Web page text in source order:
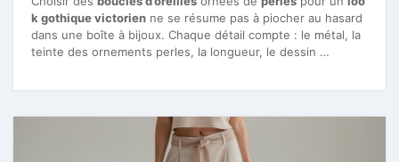
k gothique victorien ne se résume pas à piocher au hasard
dans une boîte à bijoux. Chaque détail compte : le métal, la
teinte des ornements perles, la longueur, le dessin …